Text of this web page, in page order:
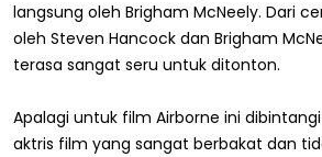
langsung oleh Brigham McNeely. Dari
oleh Steven Hancock dan Brigham
terasa sangat seru untuk ditonton.
Apalagi untuk film Airborne ini
aktris film yang sangat berbakat dan